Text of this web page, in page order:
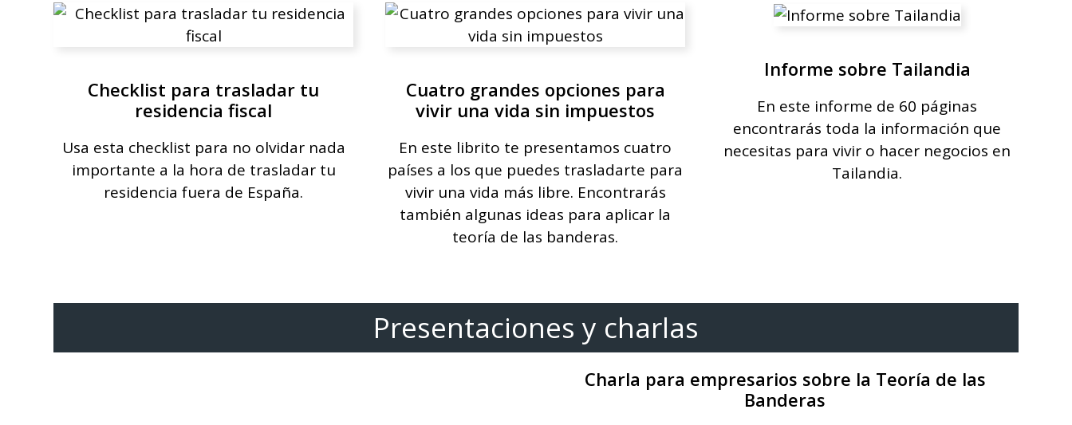
Checklist para trasladar tu
residencia fiscal
Usa esta checklist para no olvidar nada
importante a la hora de trasladar tu
residencia fuera de España.
Cuatro grandes opciones para
vivir una vida sin impuestos
En este librito te presentamos cuatro
países a los que puedes trasladarte para
vivir una vida más libre. Encontrarás
también algunas ideas para aplicar la
teoría de las banderas.
Informe sobre Tailandia
En este informe de 60 páginas
encontrarás toda la información que
necesitas para vivir o hacer negocios en
Tailandia.
Presentaciones y charlas
Charla para empresarios sobre la Teoría de las
Banderas